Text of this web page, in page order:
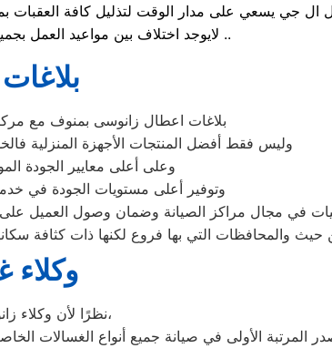
ال جي يسعي على مدار الوقت لتذليل كافة العقبات
لايوجد اختلاف بين مواعيد العمل بجميع الفروع المتواجد بالمدن والمحافظات نهدف دائماً لراحة عملائنا ..
بلاغات اعطال زانوسى بمنوف مع
وليس فقط أفضل المنتجات الأجهزة المنزلية
وعلى أعلى معايير الجودة
وتوفير أعلى مستويات الجودة في
في مجال مراكز الصيانة وضمان وصول العميل
حيث والمحافظات التي بها فروع لكنها ذات كثافة
نظرًا لأن وكلاء زانوسى يدرك جيدًا ما يحتاجه العملاء بمحافظة منوف،